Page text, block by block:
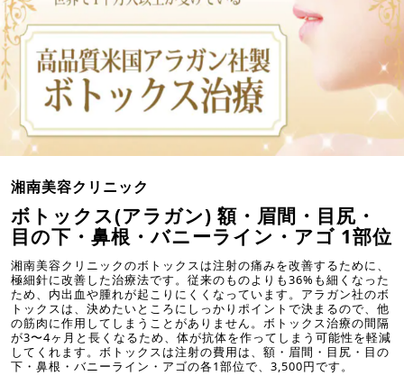
湘南美容クリニック
ボトックス(アラガン) 額・眉間・目尻・
目の下・鼻根・バニーライン・アゴ 1部位
湘南美容クリニックのボトックスは注射の痛みを改善するために、
極細針に改善した治療法です。従来のものよりも36%も細くなった
ため、内出血や腫れが起こりにくくなっています。アラガン社のボ
トックスは、決めたいところにしっかりポイントで決まるので、他
の筋肉に作用してしまうことがありません。ボトックス治療の間隔
が3〜4ヶ月と長くなるため、体が抗体を作ってしまう可能性を軽減
してくれます。ボトックスは注射の費用は、額・眉間・目尻・目の
下・鼻根・バニーライン・アゴの各1部位で、3,500円です。